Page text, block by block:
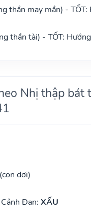
thần may mắn) - TỐT:
thần tài) - TỐT:
Nhị thập bát
dơi)
Đan: XẤU